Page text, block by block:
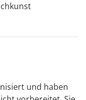
und haben